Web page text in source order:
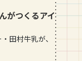
がつくるアイ
田村牛乳が、